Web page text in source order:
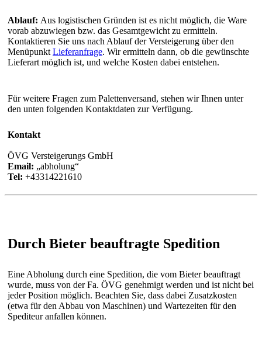
Ablauf: Aus logistischen Gründen ist es nicht möglich, die Ware
vorab abzuwiegen bzw. das Gesamtgewicht zu ermitteln.
Kontaktieren Sie uns nach Ablauf der Versteigerung über den
Menüpunkt Lieferanfrage. Wir ermitteln dann, ob die gewünschte
Lieferart möglich ist, und welche Kosten dabei entstehen.
Für weitere Fragen zum Palettenversand, stehen wir Ihnen unter
den unten folgenden Kontaktdaten zur Verfügung.
Kontakt
ÖVG Versteigerungs GmbH
Email:
abholung
Tel: +43314221610
Durch Bieter beauftragte Spedition
Eine Abholung durch eine Spedition, die vom Bieter beauftragt
wurde, muss von der Fa. ÖVG genehmigt werden und ist nicht bei
jeder Position möglich. Beachten Sie, dass dabei Zusatzkosten
(etwa für den Abbau von Maschinen) und Wartezeiten für den
Spediteur anfallen können.